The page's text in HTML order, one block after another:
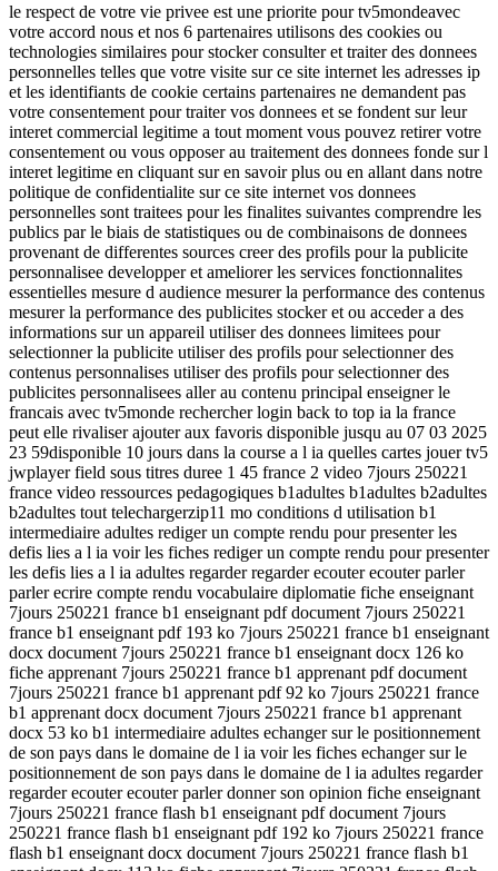
le respect de votre vie privee est une priorite pour tv5mondeavec
votre accord nous et nos 6 partenaires utilisons des cookies ou
technologies similaires pour stocker consulter et traiter des donnees
personnelles telles que votre visite sur ce site internet les adresses ip
et les identifiants de cookie certains partenaires ne demandent pas
votre consentement pour traiter vos donnees et se fondent sur leur
interet commercial legitime a tout moment vous pouvez retirer votre
consentement ou vous opposer au traitement des donnees fonde sur l
interet legitime en cliquant sur en savoir plus ou en allant dans notre
politique de confidentialite sur ce site internet vos donnees
personnelles sont traitees pour les finalites suivantes comprendre les
publics par le biais de statistiques ou de combinaisons de donnees
provenant de differentes sources creer des profils pour la publicite
personnalisee developper et ameliorer les services fonctionnalites
essentielles mesure d audience mesurer la performance des contenus
mesurer la performance des publicites stocker et ou acceder a des
informations sur un appareil utiliser des donnees limitees pour
selectionner la publicite utiliser des profils pour selectionner des
contenus personnalises utiliser des profils pour selectionner des
publicites personnalisees aller au contenu principal enseigner le
francais avec tv5monde rechercher login back to top ia la france
peut elle rivaliser ajouter aux favoris disponible jusqu au 07 03 2025
23 59disponible 10 jours dans la course a l ia quelles cartes jouer tv5
jwplayer field sous titres duree 1 45 france 2 video 7jours 250221
france video ressources pedagogiques b1adultes b1adultes b2adultes
b2adultes tout telechargerzip11 mo conditions d utilisation b1
intermediaire adultes rediger un compte rendu pour presenter les
defis lies a l ia voir les fiches rediger un compte rendu pour presenter
les defis lies a l ia adultes regarder regarder ecouter ecouter parler
parler ecrire compte rendu vocabulaire diplomatie fiche enseignant
7jours 250221 france b1 enseignant pdf document 7jours 250221
france b1 enseignant pdf 193 ko 7jours 250221 france b1 enseignant
docx document 7jours 250221 france b1 enseignant docx 126 ko
fiche apprenant 7jours 250221 france b1 apprenant pdf document
7jours 250221 france b1 apprenant pdf 92 ko 7jours 250221 france
b1 apprenant docx document 7jours 250221 france b1 apprenant
docx 53 ko b1 intermediaire adultes echanger sur le positionnement
de son pays dans le domaine de l ia voir les fiches echanger sur le
positionnement de son pays dans le domaine de l ia adultes regarder
regarder ecouter ecouter parler donner son opinion fiche enseignant
7jours 250221 france flash b1 enseignant pdf document 7jours
250221 france flash b1 enseignant pdf 192 ko 7jours 250221 france
flash b1 enseignant docx document 7jours 250221 france flash b1